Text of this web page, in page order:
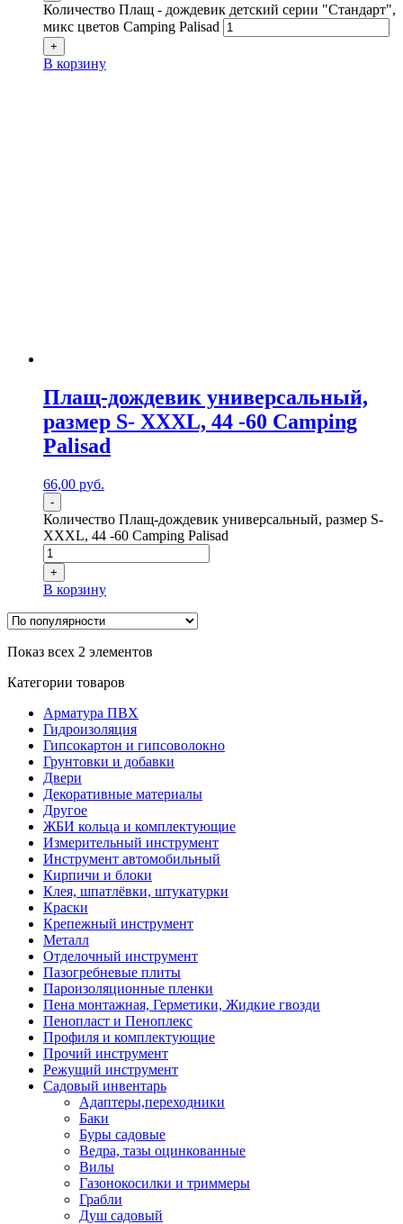
Количество Плащ - дождевик детский серии "Стандарт",
микс цветов Camping Palisad
+
В корзину
Плащ-дождевик универсальный,
размер S- XXXL, 44 -60 Camping
Palisad
66,00 руб.
-
Количество Плащ-дождевик универсальный, размер S-
XXXL, 44 -60 Camping Palisad
+
В корзину
Показ всех 2 элементов
Категории товаров
Арматура ПВХ
Гидроизоляция
Гипсокартон и гипсоволокно
Грунтовки и добавки
Двери
Декоративные материалы
Другое
ЖБИ кольца и комплектующие
Измерительный инструмент
Инструмент автомобильный
Кирпичи и блоки
Клея, шпатлёвки, штукатурки
Краски
Крепежный инструмент
Металл
Отделочный инструмент
Пазогребневые плиты
Пароизоляционные пленки
Пена монтажная, Герметики, Жидкие гвозди
Пенопласт и Пеноплекс
Профиля и комплектующие
Прочий инструмент
Режущий инструмент
Садовый инвентарь
Адаптеры,переходники
Баки
Буры садовые
Ведра, тазы оцинкованные
Вилы
Газонокосилки и триммеры
Грабли
Душ садовый